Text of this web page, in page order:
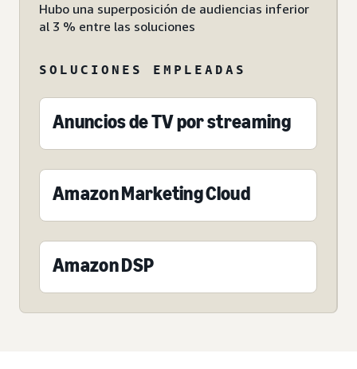
Hubo una superposición de audiencias inferior
al 3 % entre las soluciones
SOLUCIONES EMPLEADAS
Anuncios de TV por streaming
Amazon Marketing Cloud
Amazon DSP